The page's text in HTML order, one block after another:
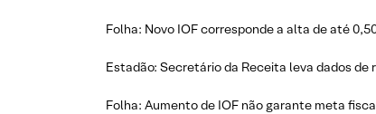
Folha: Novo IOF corresponde a alta de até
Estadão: Secretário da Receita leva dados de
Folha: Aumento de IOF não garante meta